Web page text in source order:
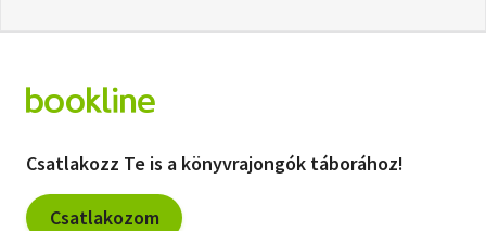
Csatlakozz Te is a könyvrajongók táborához!
Csatlakozom